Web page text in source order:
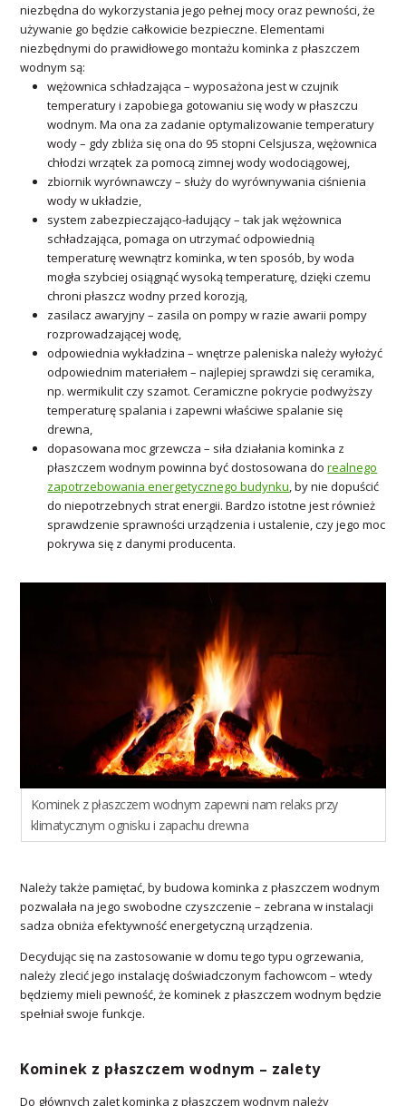
niezbędna do wykorzystania jego pełnej mocy oraz pewności, że
używanie go będzie całkowicie bezpieczne. Elementami
niezbędnymi do prawidłowego montażu kominka z płaszczem
wodnym są:
wężownica schładzająca – wyposażona jest w czujnik
temperatury i zapobiega gotowaniu się wody w płaszczu
wodnym. Ma ona za zadanie optymalizowanie temperatury
wody – gdy zbliża się ona do 95 stopni Celsjusza, wężownica
chłodzi wrzątek za pomocą zimnej wody wodociągowej,
zbiornik wyrównawczy – służy do wyrównywania ciśnienia
wody w układzie,
system zabezpieczająco-ładujący – tak jak wężownica
schładzająca, pomaga on utrzymać odpowiednią
temperaturę wewnątrz kominka, w ten sposób, by woda
mogła szybciej osiągnąć wysoką temperaturę, dzięki czemu
chroni płaszcz wodny przed korozją,
zasilacz awaryjny – zasila on pompy w razie awarii pompy
rozprowadzającej wodę,
odpowiednia wykładzina – wnętrze paleniska należy wyłożyć
odpowiednim materiałem – najlepiej sprawdzi się ceramika,
np. wermikulit czy szamot. Ceramiczne pokrycie podwyższy
temperaturę spalania i zapewni właściwe spalanie się
drewna,
dopasowana moc grzewcza – siła działania kominka z
płaszczem wodnym powinna być dostosowana dorealnego
zapotrzebowania energetycznego budynku, by nie dopuścić
do niepotrzebnych strat energii. Bardzo istotne jest również
sprawdzenie sprawności urządzenia i ustalenie, czy jego moc
pokrywa się z danymi producenta.
Kominek z płaszczem wodnym zapewni nam relaks przy
klimatycznym ognisku i zapachu drewna
Należy także pamiętać, by budowa kominka z płaszczem wodnym
pozwalała na jego swobodne czyszczenie – zebrana w instalacji
sadza obniża efektywność energetyczną urządzenia.
Decydując się na zastosowanie w domu tego typu ogrzewania,
należy zlecić jego instalację doświadczonym fachowcom – wtedy
będziemy mieli pewność, że kominek z płaszczem wodnym będzie
spełniał swoje funkcje.
Kominek z płaszczem wodnym – zalety
Do głównych zalet kominka z płaszczem wodnym należy